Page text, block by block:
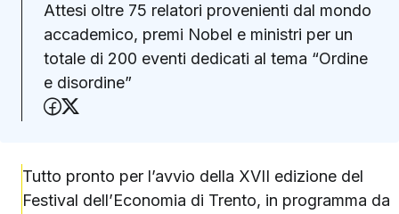
Attesi oltre 75 relatori provenienti dal mondo
accademico, premi Nobel e ministri per un
totale di 200 eventi dedicati al tema “Ordine
e disordine”
Condividi su Facebook
Tutto pronto per l’avvio della XVII edizione del
Festival dell’Economia di Trento, in programma da